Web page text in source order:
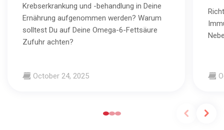
Krebserkrankung und -behandlung in Deine
Ernährung aufgenommen werden? Warum
solltest Du auf Deine Omega-6-Fettsäure
Zufuhr achten?
October 24, 2025